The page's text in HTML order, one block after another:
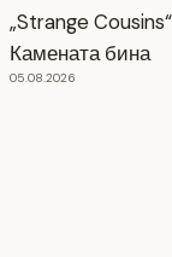
„Strange
Камената бина
05.08.2026